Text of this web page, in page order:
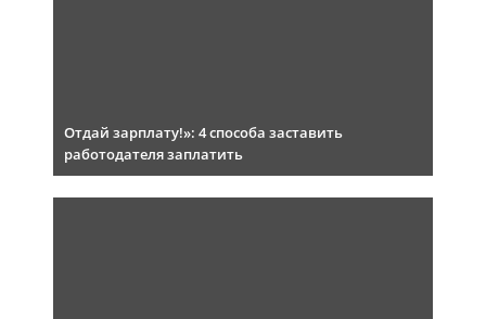
Отдай зарплату!»: 4 способа заставить
работодателя заплатить